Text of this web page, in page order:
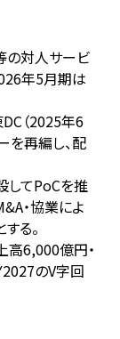
の対人サービ
年5月期は
（2025年6
を再編し、配
してPoCを推
・協業によ
る。
6,000億円・
のV字回